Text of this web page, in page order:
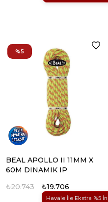
BEAL APOLLO II 11MM X
60M DINAMIK IP
₺19.706
Havale İle Ekstra %5
₺20.743
%5